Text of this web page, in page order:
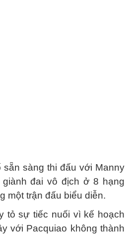
sẵn sàng thi đấu với Manny
đai vô địch ở 8 hạng
một trận đấu biểu diễn.
tỏ sự tiếc nuối vì kế hoạch
với Pacquiao không thành